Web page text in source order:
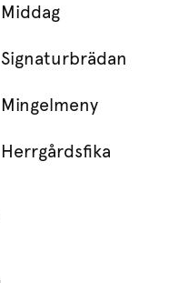
Middag
Signaturbrädan
Mingelmeny
Herrgårdsfika